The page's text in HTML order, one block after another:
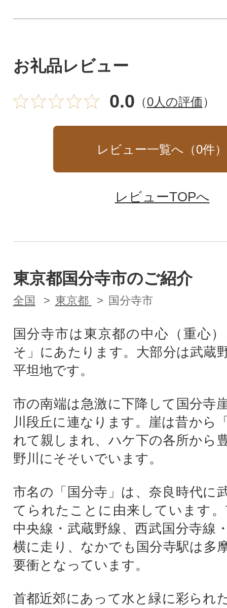
お礼品レビュー
0.0 （0人の評価）
レビュー一覧へ（0件）
レビューTOPへ
東京都国分寺市のご紹介
全国 東京都 国分寺市
国分寺市は東京都の中心（重心
そ」にあたります。大部分は武蔵
平坦地です。
市の南端は急激に下降して国分寺
川段丘に連なります。崖は昔から
れて親しまれ、ハケ下の各所から
野川にそそいでいます。
市名の「国分寺」は、奈良時代に
てられたことに由来しています
中央線・武蔵野線、西武国分寺線
横に走り、なかでも国分寺駅は多
要衝となっています。
首都近郊にあって水と緑に彩られ